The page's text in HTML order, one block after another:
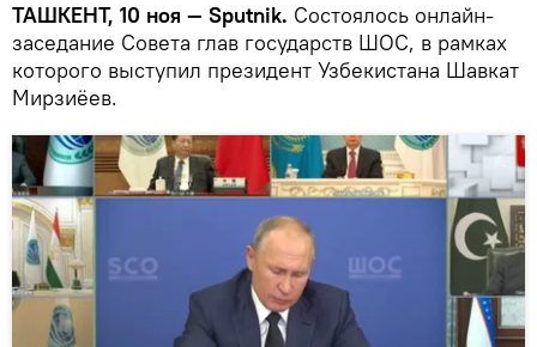
ТАШКЕНТ, 10 ноя — Sputnik. Состоялось онлайн-
заседание Совета глав государств ШОС, в рамках
которого выступил президент Узбекистана Шавкат
Мирзиёев.